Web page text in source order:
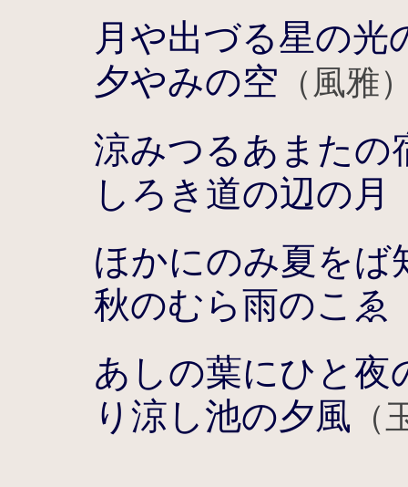
月や出づる星の
夕やみの空 （風雅
涼みつるあまたの
しろき道の辺の月
ほかにのみ夏をば
秋のむら雨のこゑ
あしの葉にひと夜
り涼し池の夕風 （